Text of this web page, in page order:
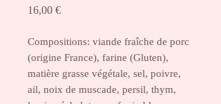
16,00 €Prix
Compositions: viande fraîche de porc
(origine France), farine (Gluten),
matière grasse végétale, sel, poivre,
ail, noix de muscade, persil, thym,